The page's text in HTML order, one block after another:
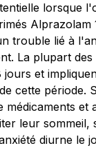
lorsque
Alprazolam
trouble lié à
La plupart des
et
cette période.
médicaments et
leur sommeil,
diurne le